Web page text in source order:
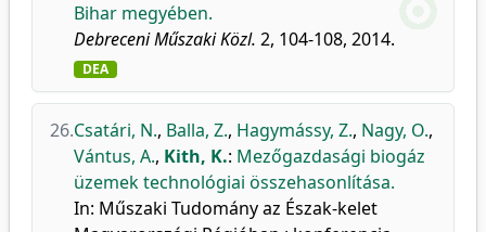
Bihar megyében.
Debreceni Műszaki Közl. 2, 104-108, 2014.
DEA
26.Csatári, N., Balla, Z., Hagymássy, Z., Nagy, O.,
Vántus, A., Kith, K.: Mezőgazdasági biogáz
üzemek technológiai összehasonlítása.
In: Műszaki Tudomány az Észak-kelet